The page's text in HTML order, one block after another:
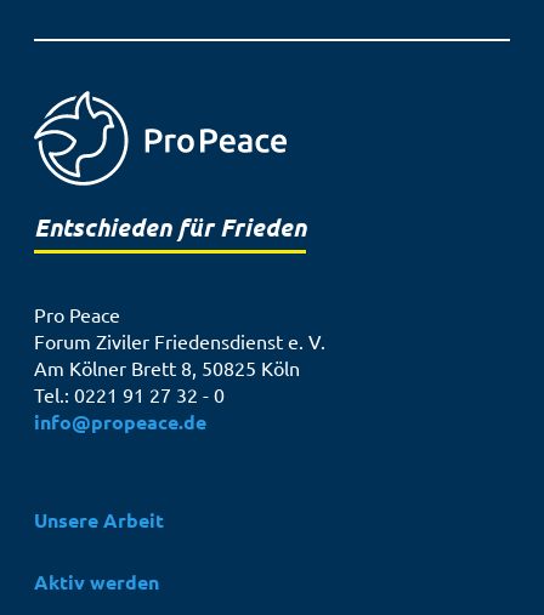
Entschieden für Frieden
Pro Peace
Forum Ziviler Friedensdienst e. V.
Am Kölner Brett 8, 50825 Köln
Tel.: 0221 91 27 32 - 0
info@propeace.de
Hauptnavigation
Unsere Arbeit
Aktiv werden